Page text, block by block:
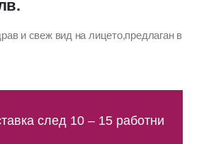
и свеж вид на лицето,предлаган в
след 10 – 15 работни